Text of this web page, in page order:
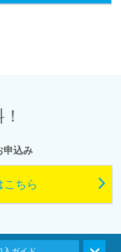
申込み
こちら